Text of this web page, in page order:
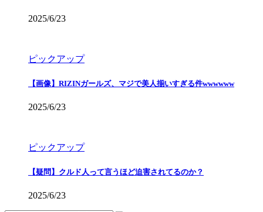
2025/6/23
ピックアップ
【画像】RIZINガールズ、マジで美人揃いすぎる件wwwwww
2025/6/23
ピックアップ
【疑問】クルド人って言うほど迫害されてるのか？
2025/6/23